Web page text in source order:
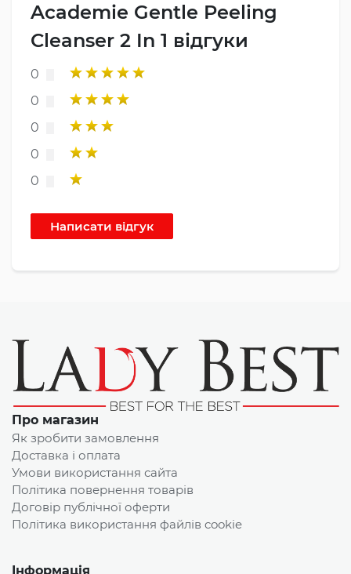
Academie Gentle Peeling
Cleanser 2 In 1 відгуки
0
0
0
0
0
Про магазин
Як зробити замовлення
Доставка і оплата
Умови використання сайта
Політика повернення товарів
Договір публічної оферти
Політика використання файлів cookie
Інформація